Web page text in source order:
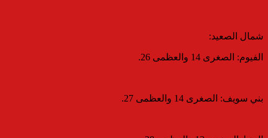
​شمال الصعيد:
​الفيوم: الصغرى 14 والعظمى 26.
​بني سويف: الصغرى 14 والعظمى 27.